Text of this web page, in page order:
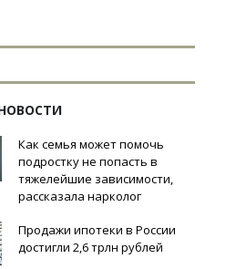
Как семья может помочь
подростку не попасть в
тяжелейшие зависимости,
рассказала нарколог
Продажи ипотеки в России
достигли 2,6 трлн рублей